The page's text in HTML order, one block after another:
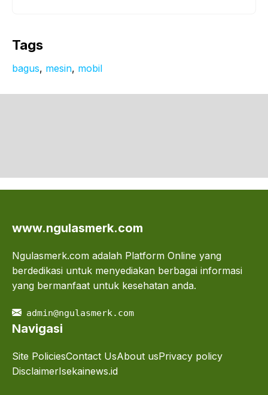
Tags
bagus, mesin, mobil
www.ngulasmerk.com
Ngulasmerk.com adalah Platform Online yang
berdedikasi untuk menyediakan berbagai informasi
yang bermanfaat untuk kesehatan anda.
admin@ngulasmerk.com
Navigasi
Site PoliciesContact UsAbout usPrivacy policy
DisclaimerIsekainews.id